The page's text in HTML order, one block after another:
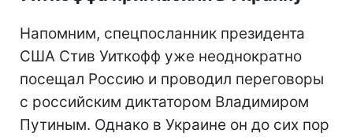
Напомним, спецпосланник президента
США Стив Уиткофф уже неоднократно
посещал Россию и проводил переговоры
с российским диктатором Владимиром
Путиным. Однако в Украине он до сих пор